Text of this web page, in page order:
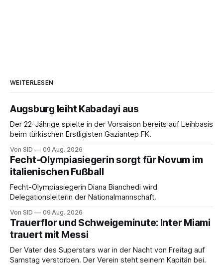
WEITERLESEN
Augsburg leiht Kabadayi aus
Der 22-Jährige spielte in der Vorsaison bereits auf Leihbasis
beim türkischen Erstligisten Gaziantep FK.
Von SID 09 Aug. 2026
Fecht-Olympiasiegerin sorgt für Novum im
italienischen Fußball
Fecht-Olympiasiegerin Diana Bianchedi wird
Delegationsleiterin der Nationalmannschaft.
Von SID 09 Aug. 2026
Trauerflor und Schweigeminute: Inter Miami
trauert mit Messi
Der Vater des Superstars war in der Nacht von Freitag auf
Samstag verstorben. Der Verein steht seinem Kapitän bei.